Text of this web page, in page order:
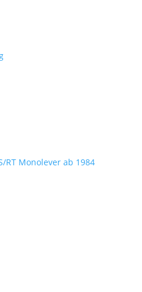
RT Monolever ab 1984